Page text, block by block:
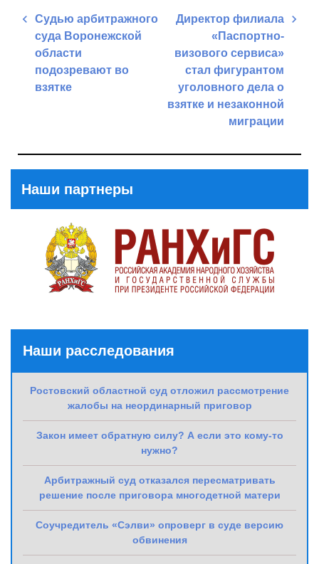
Навигация
записям
Судью арбитражного
суда Воронежской
области
подозревают во
взятке
Директор филиала
«Паспортно-
визового сервиса»
стал фигурантом
уголовного дела о
взятке и незаконной
миграции
Наши партнеры
Наши расследования
Ростовский областной суд отложил рассмотрение
жалобы на неординарный приговор
Закон имеет обратную силу? А если это кому-то
нужно?
Арбитражный суд отказался пересматривать
решение после приговора многодетной матери
Соучредитель «Сэлви» опроверг в суде версию
обвинения